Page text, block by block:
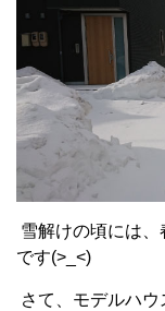
雪解けの頃には、
です(>_<)
さて、モデルハウ